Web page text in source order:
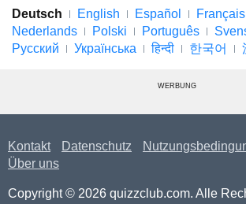
Deutsch English Español Français
Nederlands
Polski Português
Русский
Українська हिन्दी 한국어
WERBUNG
Kontakt Datenschutz
Über uns
Copyright © 2026 quizzclub.com. Alle